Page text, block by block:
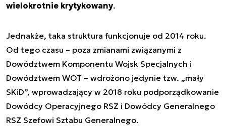
wielokrotnie krytykowany.
Jednakże, taka struktura funkcjonuje od 2014 roku.
Od tego czasu – poza zmianami związanymi z
Dowództwem Komponentu Wojsk Specjalnych i
Dowództwem WOT – wdrożono jedynie tzw. „mały
SKiD”, wprowadzający w 2018 roku podporządkowanie
Dowódcy Operacyjnego RSZ i Dowódcy Generalnego
RSZ Szefowi Sztabu Generalnego.